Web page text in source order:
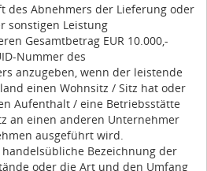
des Abnehmers der Lieferung oder
sonstigen Leistung
Gesamtbetrag EUR 10.000,-
Nummer des
anzugeben, wenn der leistende
einen Wohnsitz / Sitz hat oder
Aufenthalt / eine Betriebsstätte
an einen anderen Unternehmer
ausgeführt wird.
Bezeichnung der
oder die Art und den Umfang